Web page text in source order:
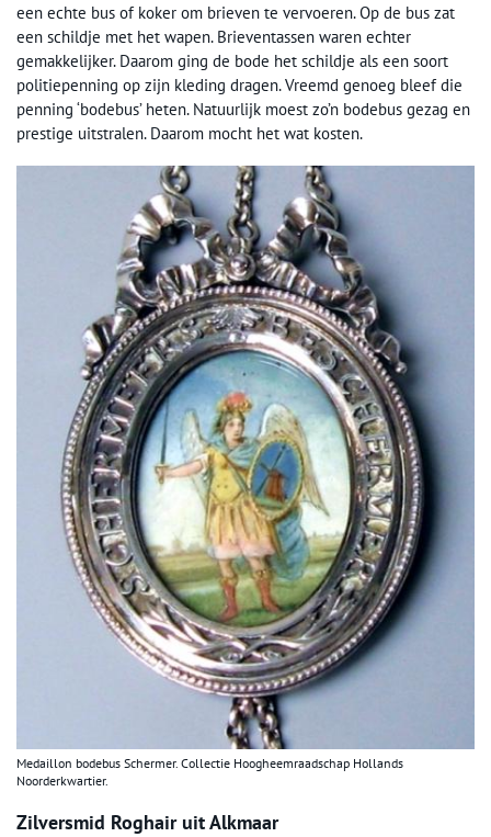
een echte bus of koker om brieven te vervoeren. Op de bus zat
een schildje met het wapen. Brieventassen waren echter
gemakkelijker. Daarom ging de bode het schildje als een soort
politiepenning op zijn kleding dragen. Vreemd genoeg bleef die
penning ‘bodebus’ heten. Natuurlijk moest zo’n bodebus gezag en
prestige uitstralen. Daarom mocht het wat kosten.
Medaillon bodebus Schermer. Collectie Hoogheemraadschap Hollands
Noorderkwartier.
Zilversmid Roghair uit Alkmaar